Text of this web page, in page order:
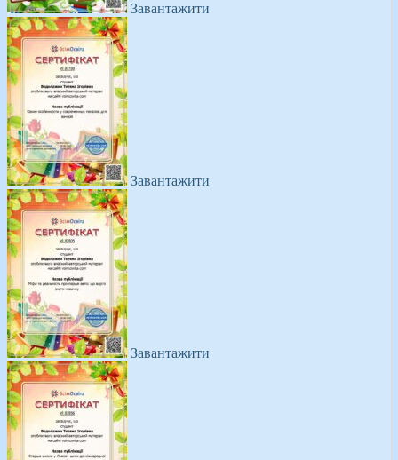
Завантажити
Завантажити
Завантажити